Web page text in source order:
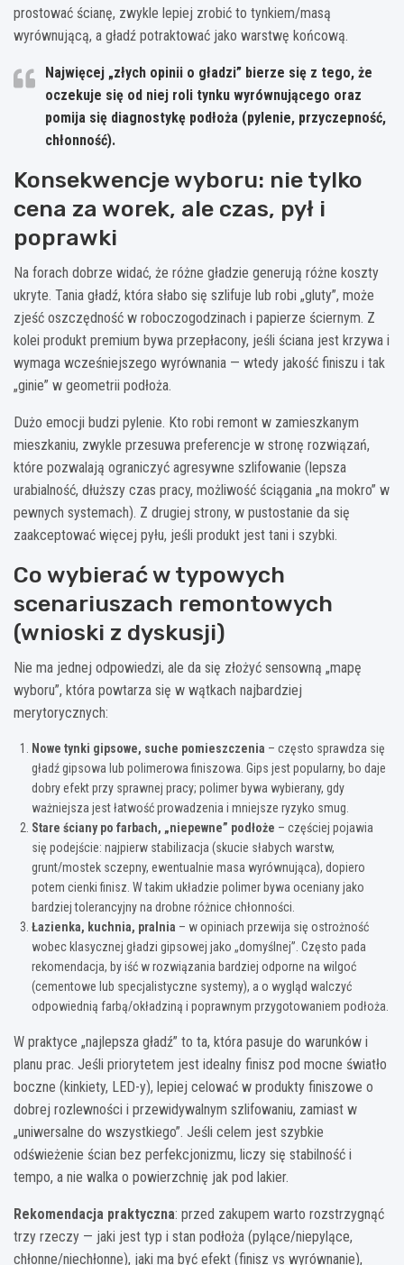
prostować ścianę, zwykle lepiej zrobić to tynkiem/masą
wyrównującą, a gładź potraktować jako warstwę końcową.
Najwięcej „złych opinii o gładzi” bierze się z tego, że
oczekuje się od niej roli tynku wyrównującego oraz
pomija się diagnostykę podłoża (pylenie, przyczepność,
chłonność).
Konsekwencje wyboru: nie tylko
cena za worek, ale czas, pył i
poprawki
Na forach dobrze widać, że różne gładzie generują różne koszty
ukryte. Tania gładź, która słabo się szlifuje lub robi „gluty”, może
zjeść oszczędność w roboczogodzinach i papierze ściernym. Z
kolei produkt premium bywa przepłacony, jeśli ściana jest krzywa i
wymaga wcześniejszego wyrównania — wtedy jakość finiszu i tak
„ginie” w geometrii podłoża.
Dużo emocji budzi pylenie. Kto robi remont w zamieszkanym
mieszkaniu, zwykle przesuwa preferencje w stronę rozwiązań,
które pozwalają ograniczyć agresywne szlifowanie (lepsza
urabialność, dłuższy czas pracy, możliwość ściągania „na mokro” w
pewnych systemach). Z drugiej strony, w pustostanie da się
zaakceptować więcej pyłu, jeśli produkt jest tani i szybki.
Co wybierać w typowych
scenariuszach remontowych
(wnioski z dyskusji)
Nie ma jednej odpowiedzi, ale da się złożyć sensowną „mapę
wyboru”, która powtarza się w wątkach najbardziej
merytorycznych:
Nowe tynki gipsowe, suche pomieszczenia – często sprawdza się
gładź gipsowa lub polimerowa finiszowa. Gips jest popularny, bo daje
dobry efekt przy sprawnej pracy; polimer bywa wybierany, gdy
ważniejsza jest łatwość prowadzenia i mniejsze ryzyko smug.
Stare ściany po farbach, „niepewne” podłoże – częściej pojawia
się podejście: najpierw stabilizacja (skucie słabych warstw,
grunt/mostek sczepny, ewentualnie masa wyrównująca), dopiero
potem cienki finisz. W takim układzie polimer bywa oceniany jako
bardziej tolerancyjny na drobne różnice chłonności.
Łazienka, kuchnia, pralnia – w opiniach przewija się ostrożność
wobec klasycznej gładzi gipsowej jako „domyślnej”. Często pada
rekomendacja, by iść w rozwiązania bardziej odporne na wilgoć
(cementowe lub specjalistyczne systemy), a o wygląd walczyć
odpowiednią farbą/okładziną i poprawnym przygotowaniem podłoża.
W praktyce „najlepsza gładź” to ta, która pasuje do warunków i
planu prac. Jeśli priorytetem jest idealny finisz pod mocne światło
boczne (kinkiety, LED-y), lepiej celować w produkty finiszowe o
dobrej rozlewności i przewidywalnym szlifowaniu, zamiast w
„uniwersalne do wszystkiego”. Jeśli celem jest szybkie
odświeżenie ścian bez perfekcjonizmu, liczy się stabilność i
tempo, a nie walka o powierzchnię jak pod lakier.
Rekomendacja praktyczna: przed zakupem warto rozstrzygnąć
trzy rzeczy — jaki jest typ i stan podłoża (pylące/niepylące,
chłonne/niechłonne), jaki ma być efekt (finisz vs wyrównanie),